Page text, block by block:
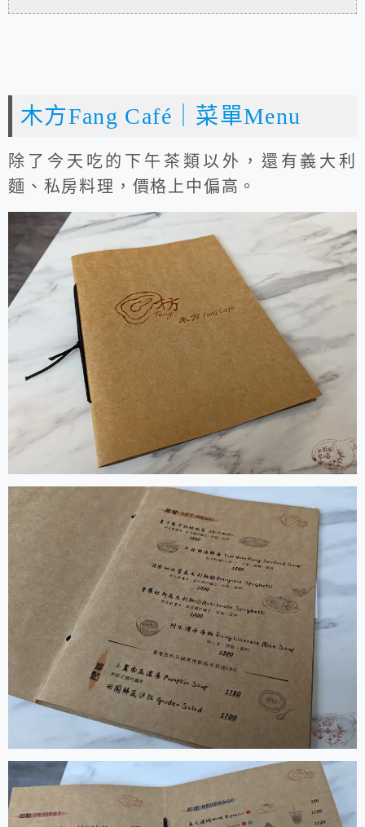
木方Fang Café｜菜單Menu
除了今天吃的下午茶類以外，還有義大利
麵、私房料理，價格上中偏高。